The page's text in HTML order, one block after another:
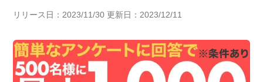
リリース日：2023/11/30 更新日：2023/12/11